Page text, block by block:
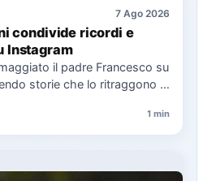
7 Ago 2026
condivide ricordi e
Instagram
il padre Francesco su
storie che lo ritraggono in
1 min